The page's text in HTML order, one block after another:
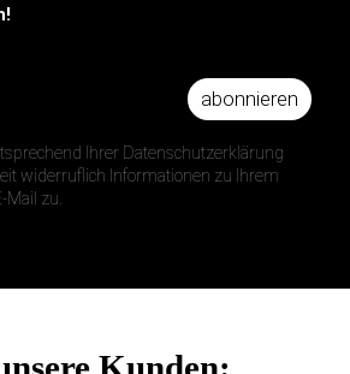
abonnieren
Ihrer Datenschutzerklärung
widerruflich Informationen zu Ihrem
zu.